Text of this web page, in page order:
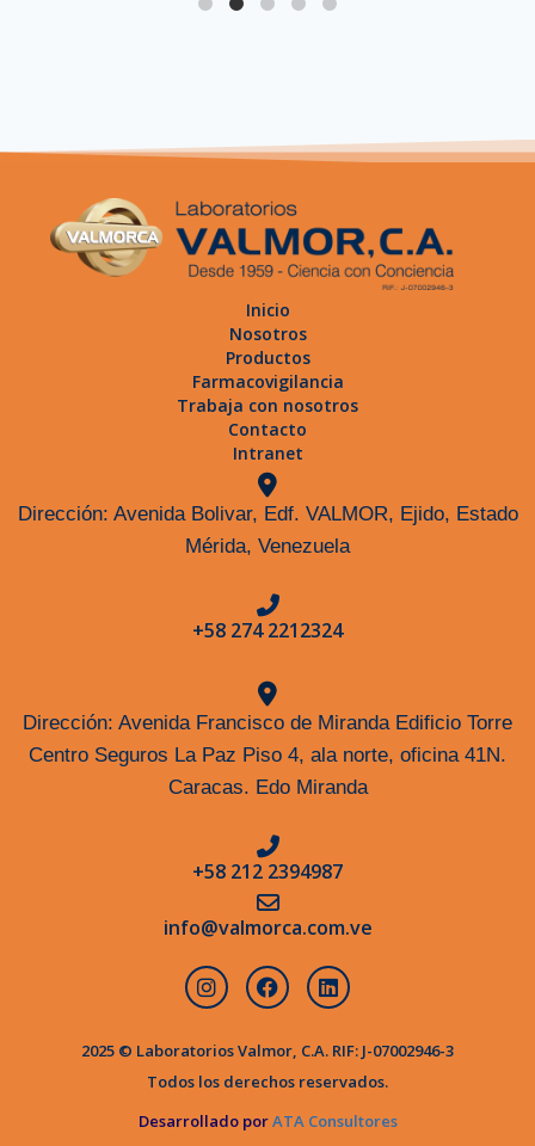
Inicio
Nosotros
Productos
Farmacovigilancia
Trabaja con nosotros
Contacto
Intranet
Dirección: Avenida Bolivar, Edf. VALMOR, Ejido, Estado
Mérida, Venezuela
+58 274 2212324
Dirección: Avenida Francisco de Miranda Edificio Torre
Centro Seguros La Paz Piso 4, ala norte, oficina 41N.
Caracas. Edo Miranda
+58 212 2394987
info@valmorca.com.ve
2025 © Laboratorios Valmor, C.A. RIF: J-07002946-3
Todos los derechos reservados.
Desarrollado porATA Consultores